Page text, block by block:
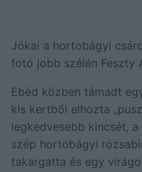
Jókai a hortobágyi
fotó jobb szélén Feszty
Ebéd közben támadt
kis kertből elhozta
legkedvesebb kincsét,
szép hortobágyi
takargatta és egy